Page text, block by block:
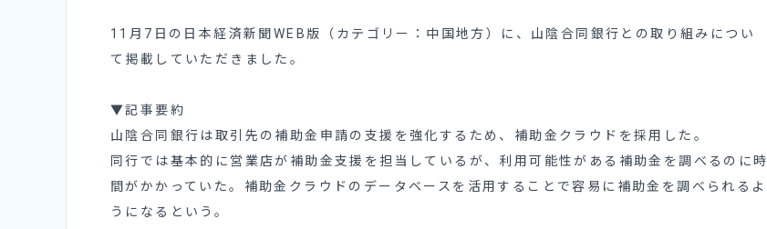
11月7日の日本経済新聞WEB版（カテゴリー：中国地方）に、山陰合同銀行との取り組みについ
て掲載していただきました。
▼記事要約
山陰合同銀行 は取引先の補助金申請の支援を強化するため、補助金クラウドを採用した。
同行では基本的に営業店が補助金支援を担当しているが、利用可能性がある補助金を調べるのに時
間がかかっていた。補助金クラウドのデータベースを活用することで容易に補助金を調べられるよ
うになるという。